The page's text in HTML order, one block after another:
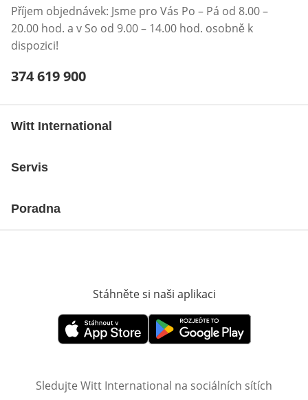
Příjem objednávek: Jsme pro Vás Po – Pá od 8.00 –
20.00 hod. a v So od 9.00 – 14.00 hod. osobně k
dispozici!
Telefonní číslo:
374 619 900
Witt International
Servis
Poradna
Stáhněte si naši aplikaci
Otevře v novém okněOtevře v novém okně
Sledujte Witt International na sociálních sítích